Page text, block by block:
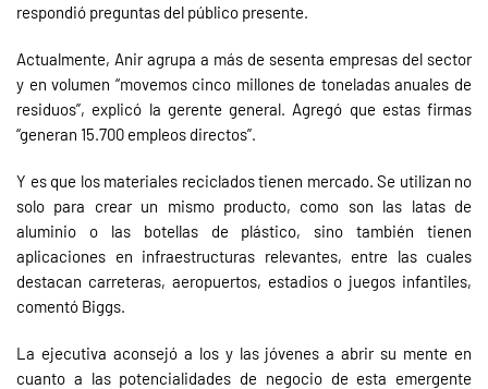
respondió preguntas del público presente.
Actualmente, Anir agrupa a más de sesenta empresas del sector
y en volumen “movemos cinco millones de toneladas anuales de
residuos”, explicó la gerente general. Agregó que estas firmas
“generan 15.700 empleos directos”.
Y es que los materiales reciclados tienen mercado. Se utilizan no
solo para crear un mismo producto, como son las latas de
aluminio o las botellas de plástico, sino también tienen
aplicaciones en infraestructuras relevantes, entre las cuales
destacan carreteras, aeropuertos, estadios o juegos infantiles,
comentó Biggs.
La ejecutiva aconsejó a los y las jóvenes a abrir su mente en
cuanto a las potencialidades de negocio de esta emergente